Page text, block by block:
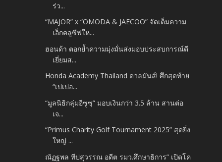
ร่ว...
“MAJOR” x “OMODA & JAECOO” จัดเต็มความ
เอ็กคลูซีฟให...
ฮอนด้า ตอกย้ำความมุ่งมั่นส่งมอบประสบการณ์ดี
เยี่ยมส...
Honda Academy Thailand ดวลมันส์! ศึกสุดท้าย
“เปเปอ...
“มูลนิธิกลุ่มอีซูซุ” มอบเงินกว่า 3.5 ล้าน สานต่อ
เจ...
“Primus Charity Golf Tournament 2025” สุดยิ่ง
ใหญ่ ...
ณัฏฐพล ทีปสุวรรณ อดีต รมว.ศึกษาธิการ” เปิดโค